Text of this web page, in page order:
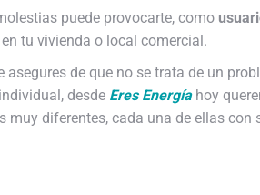
puede provocarte, como
tu vivienda o local comercial.
asegures de que no se trata de un
desde Eres Energíahoy
muy diferentes, cada una de ellas